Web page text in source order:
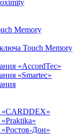
Memory
Touch Memory
«AccordTec»
«Smartec»
«CARDDEX»
Дон»